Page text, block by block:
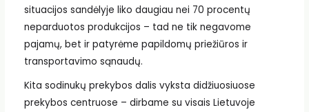
situacijos sandėlyje liko daugiau nei 70 procentų
neparduotos produkcijos – tad ne tik negavome
pajamų, bet ir patyrėme papildomų priežiūros ir
transportavimo sąnaudų.
Kita sodinukų prekybos dalis vyksta didžiuosiuose
prekybos centruose – dirbame su visais Lietuvoje